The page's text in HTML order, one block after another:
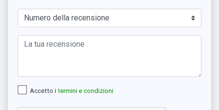
Accetto i termini e condizioni